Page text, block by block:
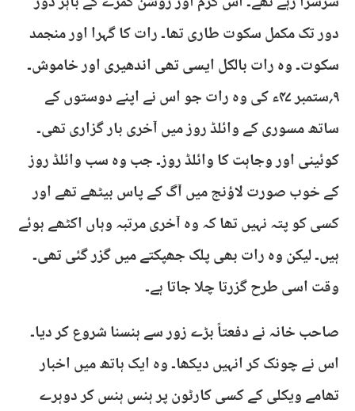
دور تک مکمل سکوت طاری تھا۔ رات کا گہرا اور منجمد
سکوت۔ وہ رات بالکل ایسی تھی اندھیری اور خاموش۔
۹؍ستمبر ۴۷ء کی وہ رات جو اس نے اپنے دوستوں کے
ساتھ مسوری کے وائلڈ روز میں آخری بار گزاری تھی۔
کوئینی اور وجاہت کا وائلڈ روز۔ جب وہ سب وائلڈ روز
کے خوب صورت لاؤنج میں آگ کے پاس بیٹھے تھے اور
کسی کو پتہ نہیں تھا کہ وہ آخری مرتبہ وہاں اکٹھے ہوئے
ہیں۔ لیکن وہ رات بھی پلک جھپکتے میں گزر گئی تھی۔
وقت اسی طرح گزرتا چلا جاتا ہے۔
صاحب خانہ نے دفعتاً بڑے زور سے ہنسنا شروع کر دیا۔
اس نے چونک کر انہیں دیکھا۔ وہ ایک ہاتھ میں اخبار
تھامے ویکلی کے کسی کارٹون پر ہنس ہنس کر دوہرے